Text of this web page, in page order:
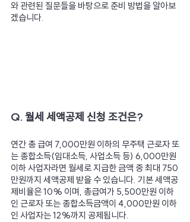
와 관련된 질문들을 바탕으로 준비 방법을 알아보
겠습니다.
Q. 월세 세액공제 신청 조건은?
연간 총 급여 7,000만원 이하의 무주택 근로자 또
는 종합소득(임대소득, 사업소득 등) 6,000만원
이하 사업자라면 월세로 지급한 금액 중 최대 750
만원까지 세액공제 받을 수 있습니다. 기본 세액공
제비율은 10% 이며, 총급여가 5,500만원 이하
인 근로자 또는 종합소득금액이 4,000만원 이하
인 사업자는 12%까지 공제됩니다.